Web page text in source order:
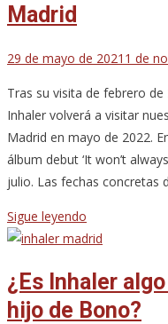
Madrid
29 de mayo de 2021 1 de
Tras su visita de febrero
Inhaler volverá a visitar
Madrid en mayo de 2022.
álbum debut ‘It won’t
julio. Las fechas concretas
Sigue leyendo
¿Es Inhaler
hijo de Bono?